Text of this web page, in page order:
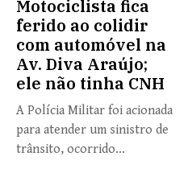
Motociclista fica
ferido ao colidir
com automóvel na
Av. Diva Araújo;
ele não tinha CNH
A Polícia Militar foi acionada
para atender um sinistro de
trânsito, ocorrido...